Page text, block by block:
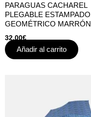
PARAGUAS CACHAREL
PLEGABLE ESTAMPADO
GEOMÉTRICO MARRÓN
32,00€
Añadir al carrito